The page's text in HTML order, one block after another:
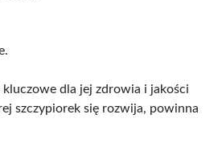
dla jej zdrowia i jakości
szczypiorek się rozwija, powinna